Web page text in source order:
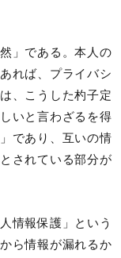
」である。本人の
れば、プライバシ
、こうした杓子定
いと言わざるを得
であり、互いの情
されている部分が
情報保護」という
ら情報が漏れるか